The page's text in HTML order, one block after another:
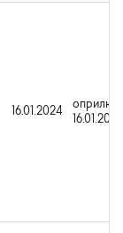
16.01.2024
16.01.2024